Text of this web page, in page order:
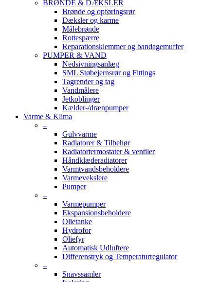
BRØNDE & DÆKSLER
Brønde og opføringsrør
Dæksler og karme
Målebrønde
Rottespærre
Reparationsklemmer og bandagemuffer
PUMPER & VAND
Nedsivningsanlæg
SML Støbejernsrør og Fittings
Tagrender og tag
Vandmålere
Jetkoblinger
Kælder-/drænpumper
Varme & Klima
–
Gulvvarme
Radiatorer & Tilbehør
Radiatortermostater & ventiler
Håndklæderadiatorer
Varmtvandsbeholdere
Varmevekslere
Pumper
–
Varmepumper
Ekspansionsbeholdere
Olietanke
Hydrofor
Oliefyr
Automatisk Udluftere
Differenstryk og Temperaturregulator
–
Snavssamler